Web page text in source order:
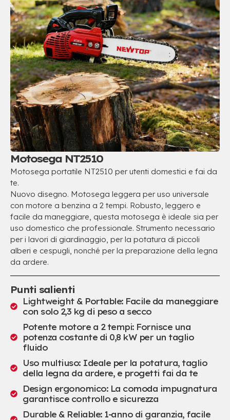
Motosega NT2510
Motosega portatile NT2510 per utenti domestici e fai da
te.
Nuovo disegno. Motosega leggera per uso universale
con motore a benzina a 2 tempi. Robusto, leggero e
facile da maneggiare, questa motosega è ideale sia per
uso domestico che professionale. Strumento necessario
per i lavori di giardinaggio, per la potatura di piccoli
alberi e cespugli, nonché per la preparazione della legna
da ardere.
Punti salienti
Lightweight & Portable: Facile da maneggiare
con solo 2,3 kg di peso a secco
Potente motore a 2 tempi: Fornisce una
potenza costante di 0,8 kW per un taglio
fluido
Uso multiuso: Ideale per la potatura, taglio
della legna da ardere, e progetti fai da te
Design ergonomico: La comoda impugnatura
garantisce controllo e sicurezza
Durable & Reliable: 1-anno di garanzia, facile